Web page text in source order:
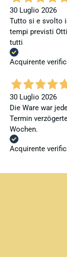
30 Luglio 2026
Tutto si e svolto
tempi previsti
tutti
Acquirente
30 Luglio 2026
Die Ware war
Termin
Wochen.
Acquirente